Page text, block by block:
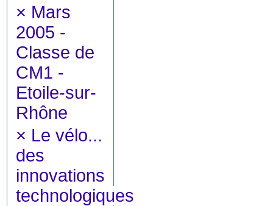
× Mars
2005 -
Classe de
CM1 -
Etoile-sur-
Rhône
× Le vélo...
des
innovations
technologiques